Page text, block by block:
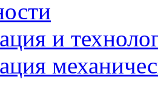
и